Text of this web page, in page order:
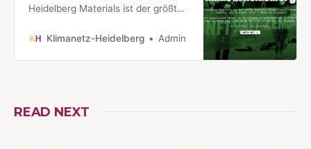
Heidelberg Materials ist der größte
schaffen sie es bisher unter’m
Mengen an Emissionen, vergifteter
Zerstörung als Ergebnis. Es ist Zeit,
…
Klimanetz-Heidelberg Admin
READ NEXT